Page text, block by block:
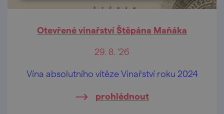
Otevřené vinařství Štěpána Maňáka
29. 8. '26
Vína absolutního vítěze Vinařství roku 2024
prohlédnout